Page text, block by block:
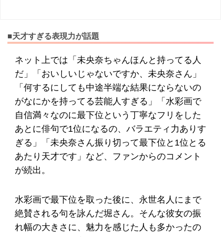
■天才すぎる表現力が話題
ネット上では「未央奈ちゃんほんと持ってる人
だ」「おいしいじゃないですか、未央奈さん」
「何するにしても中途半端な結果にならないの
がなにかを持ってる芸能人すぎる」「水彩画で
自信満々なのに最下位という丁寧なフリをした
あとに俳句で1位になるの、バラエティ力ありす
ぎる」「未央奈さん振り切って最下位と1位とる
あたり天才です」など、ファンからのコメント
が続出。
水彩画で最下位を取った後に、永世名人にまで
絶賛される句を詠んだ堀さん。そんな彼女の振
れ幅の大きさに、魅力を感じた人も多かったの